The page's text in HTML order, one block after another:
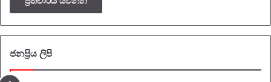
ජනප්‍රිය ලිපි